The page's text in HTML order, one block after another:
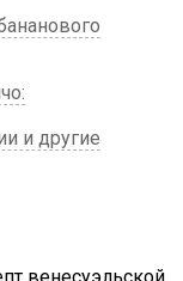
и другие